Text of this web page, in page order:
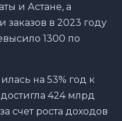
и Астане, а
заказов в 2023 году
1300 по
на 53% год к
424 млрд
счет роста доходов